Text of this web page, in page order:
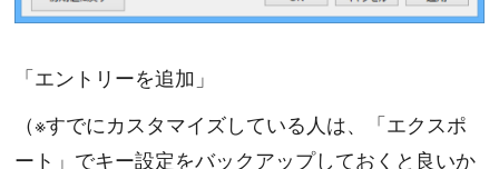
「エントリーを追加」
（※すでにカスタマイズしている人は、「エクスポ
ート」でキー設定をバックアップしておくと良いか